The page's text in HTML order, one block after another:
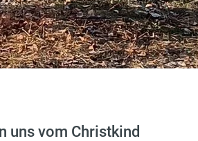
uns vom Christkind